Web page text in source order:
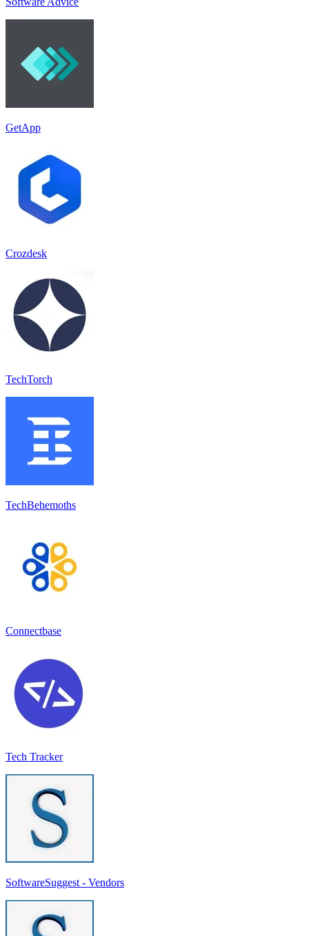
GetApp
Crozdesk
TechTorch
TechBehemoths
Connectbase
Tech Tracker
SoftwareSuggest - Vendors